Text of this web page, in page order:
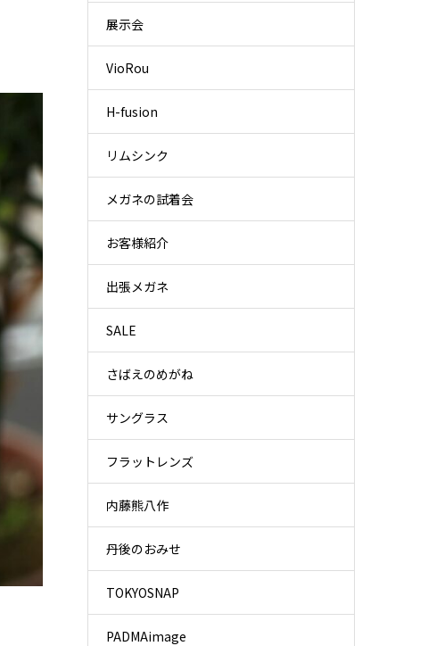
展示会
VioRou
H-fusion
リムシンク
メガネの試着会
お客様紹介
出張メガネ
SALE
さばえのめがね
サングラス
フラットレンズ
内藤熊八作
丹後のおみせ
TOKYOSNAP
PADMAimage